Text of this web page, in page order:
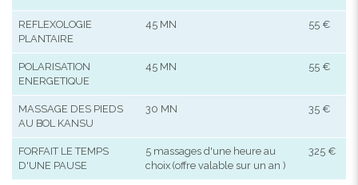
REFLEXOLOGIE
PLANTAIRE
45 MN 55 €
POLARISATION
ENERGETIQUE
45 MN 55 €
MASSAGE DES PIEDS
AU BOL KANSU
30 MN 35 €
FORFAIT LE TEMPS
D'UNE PAUSE
5 massages d'une heure au
choix (offre valable sur un an )
325 €